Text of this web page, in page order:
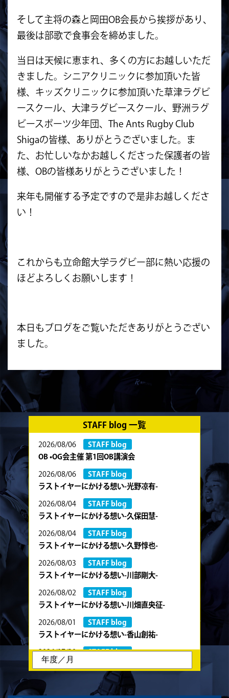
そして主将の森と岡田OB会長から挨拶があり、
最後は部歌で食事会を締めました。
当日は天候に恵まれ、多くの方にお越しいただ
きました。シニアクリニックに参加頂いた皆
様、キッズクリニックに参加頂いた草津ラグビ
ースクール、大津ラグビースクール、野洲ラグ
ビースポーツ少年団、The Ants Rugby Club
Shigaの皆様、ありがとうございました。ま
た、お忙しいなかお越しくださった保護者の皆
様、OBの皆様ありがとうございました！
来年も開催する予定ですので是非お越しくださ
い！
これからも立命館大学ラグビー部に熱い応援の
ほどよろしくお願いします！
本日もブログをご覧いただきありがとうござい
ました。
STAFF blog 一覧
2026/08/06
STAFF blog
OB •OG会主催 第1回OB講演会
2026/08/06
STAFF blog
ラストイヤーにかける想い-光野凉有-
2026/08/04
STAFF blog
ラストイヤーにかける想い-久保田慧-
2026/08/04
STAFF blog
ラストイヤーにかける想い-久野惇也-
2026/08/03
STAFF blog
ラストイヤーにかける想い-川部剛大-
2026/08/02
STAFF blog
ラストイヤーにかける想い-川畑直央征-
2026/08/01
STAFF blog
ラストイヤーにかける想い-香山創祐-
2026/07/30
STAFF blog
ラストイヤーにかける想い-金本亮斗-
2026/07/30
STAFF blog
ラストイヤーにかける想い-岡本光樹-